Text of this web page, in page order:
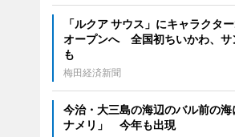
「ルクア サウス」にキャラクタ
オープンへ 全国初ちいかわ、サ
も
梅田経済新聞
今治・大三島の海辺のバル前の海
ナメリ」 今年も出現